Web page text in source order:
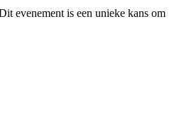
evenement is een unieke kans om